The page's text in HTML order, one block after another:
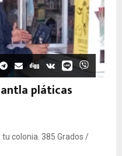
pláticas
colonia. 385 Grados /